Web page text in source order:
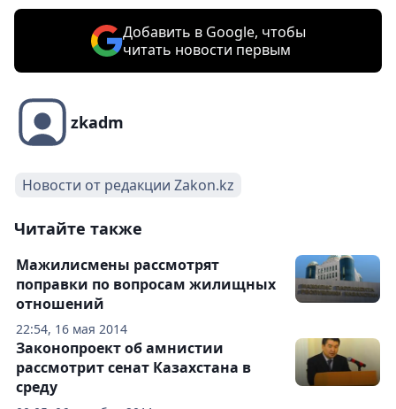
Добавить в Google, чтобы
читать новости первым
zkadm
Новости от редакции Zakon.kz
Читайте также
22:54, 16 мая 2014
Мажилисмены рассмотрят
поправки по вопросам жилищных
отношений
Законопроект об амнистии
рассмотрит сенат Казахстана в
среду